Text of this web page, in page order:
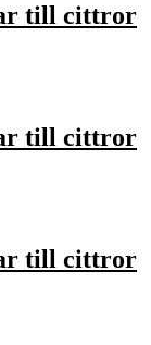
till cittror
till cittror
till cittror